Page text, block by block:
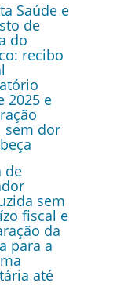
Saúde e
de
do
recibo
2025 e
sem dor
de
sem
fiscal e
da
para a
até